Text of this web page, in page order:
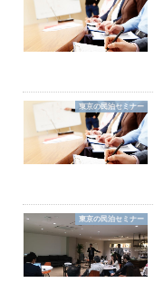
東京の民泊セミナー
東京の民泊セミナー